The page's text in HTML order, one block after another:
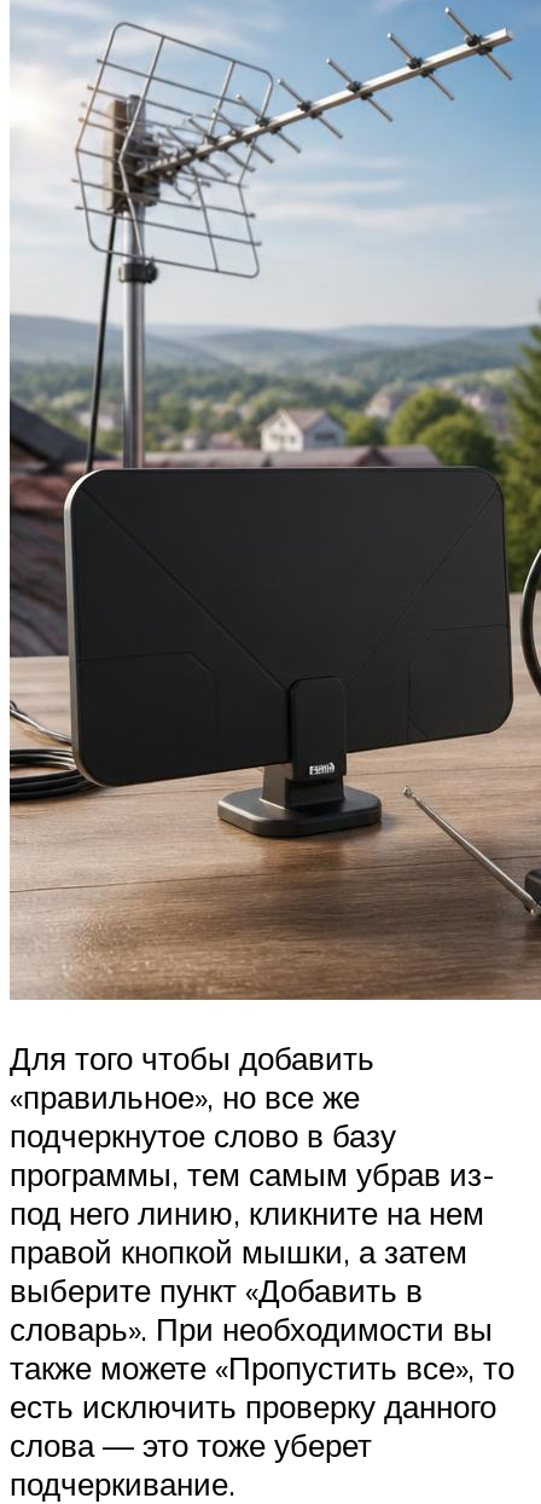
Для того чтобы добавить
«правильное», но все же
подчеркнутое слово в базу
программы, тем самым убрав из-
под него линию, кликните на нем
правой кнопкой мышки, а затем
выберите пункт «Добавить в
словарь». При необходимости вы
также можете «Пропустить все», то
есть исключить проверку данного
слова — это тоже уберет
подчеркивание.